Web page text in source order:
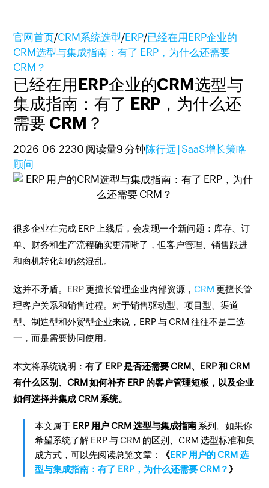
官网首页/CRM系统选型/ERP/已经在用ERP企业的
CRM选型与集成指南：有了 ERP，为什么还需要
CRM？
已经在用ERP企业的CRM选型与
集成指南：有了 ERP，为什么还
需要 CRM？
2026-06-2230 阅读量9 分钟陈行远 | SaaS增长策略
顾问
很多企业在完成 ERP 上线后，会发现一个新问题：库存、订
单、财务和生产流程确实更清晰了，但客户管理、销售跟进
和商机转化却仍然混乱。
这并不矛盾。ERP 更擅长管理企业内部资源，CRM 更擅长管
理客户关系和销售过程。对于销售驱动型、项目型、渠道
型、制造型和外贸型企业来说，ERP 与 CRM 往往不是二选
一，而是需要协同使用。
本文将系统说明：有了 ERP 是否还需要 CRM、ERP 和 CRM
有什么区别、CRM 如何补齐 ERP 的客户管理短板，以及企业
如何选择并集成 CRM 系统。
本文属于 ERP 用户 CRM 选型与集成指南 系列。如果你
希望系统了解 ERP 与 CRM 的区别、CRM 选型标准和集
成方式，可以先阅读总览文章：
《ERP 用户的 CRM 选
型与集成指南：有了 ERP，为什么还需要 CRM？ 》